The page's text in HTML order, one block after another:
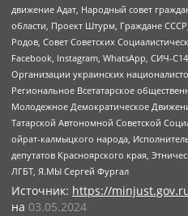
движение Адат, Народный совет
области, Проект Штурм, Граждане
Родов, Совет Советских
Facebook, Instagram, WhatsApp, СИЧ-
Организации украинских
Региональное Всетатарское
Молодежное Демократическое
Татарской Автономной Советской
ойрат-калмыцкого народа,
депутатов Красноярского края,
ЛГБТ, Я.МЫ Сергей Фургал
Источник: https://
на 03.05.2024